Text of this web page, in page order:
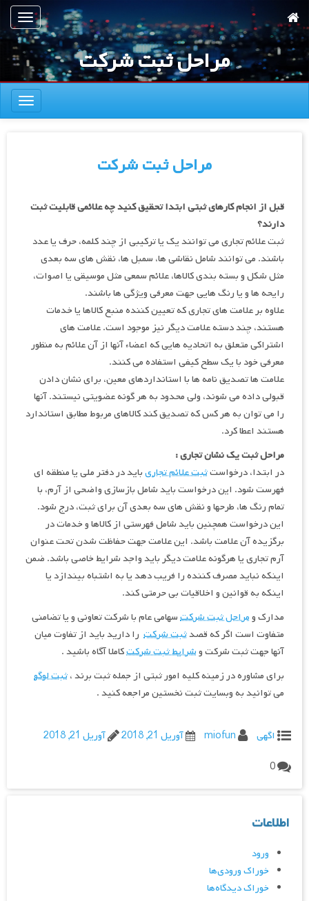
به
محتوای
اصلی
ناوبری
مراحل ثبت شرکت
ناوبری
مراحل ثبت شرکت
قبل از انجام کارهای ثبتی ابتدا تحقیق کنید چه علائمی قابلیت ثبت
دارند؟
ثبت علائم تجاري مي توانند يك يا تركيبي از چند كلمه، حرف يا عدد
باشند. مي توانند شامل نقاشي ها، سمبل ها، نقش هاي سه بعدي
مثل شكل و بسته بندي كالاها، علائم سمعي مثل موسيقي يا اصوات،
رايحه ها و يا رنگ هايي جهت معرفي ويژگي ها باشند.
علاوه بر علامت های تجاري كه تعیین كننده منبع كالاها يا خدمات
هستند، چند دسته علامت ديگر نيز موجود است. علامت های
اشتراكي متعلق به اتحاديه هايي كه اعضاء آنها از آن علائم به منظور
معرفي خود با يك سطح كيفي استفاده مي كنند.
علامت ها تصديق نامه ها با استانداردهاي معين، براي نشان دادن
قبولي داده مي شوند، ولي محدود به هر گونه عضويتي نيستند. آنها
را مي توان به هر كس كه تصديق كند كالاهاي مربوط مطابق استاندارد
هستند اعطا كرد.
مراحل ثبت یک نشان تجاری :
در ابتدا، درخواستثبت علائم تجاریبايد در دفتر ملي يا منطقه اي
فهرست شود. اين درخواست بايد شامل بازسازي واضحي از آرم، با
تمام رنگ ها، طرحها و نقش هاي سه بعدي آن براي ثبت، درج شود.
اين درخواست همچنين بايد شامل فهرستي از كالاها و خدمات در
برگزيده آن علامت باشد. اين علامت جهت حفاظت شدن تحت عنوان
آرم تجاري يا هرگونه علامت ديگر بايد واجد شرايط خاصي باشد. ضمن
اينكه نبايد مصرف كننده را فريب دهد يا به اشتباه بيندازد يا
اينكه به قوانين و اخلاقيات بي حرمتي كند.
مدارک ومراحل ثبت شرکتسهامی عام با شرکت تعاونی و یا تضامنی
متفاوت است اگر که قصدثبت شرکت را دارید باید از تفاوت میان
آنها جهت ثبت شرکت وشرایط ثبت شرکتکاملا آگاه باشید .
برای مشاوره در زمینه کلیه امور ثبتی از جمله ثبت برند ،ثبت لوگو
می توانید به وبسایت ثبت نخستین مراجعه کنید .
اگهی miofun آوریل 21, 2018
آوریل 21, 2018
0
اطلاعات
ورود
خوراک ورودی‌ها
خوراک دیدگاه‌ها